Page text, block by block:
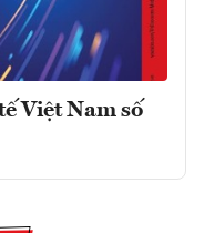
Việt Nam số